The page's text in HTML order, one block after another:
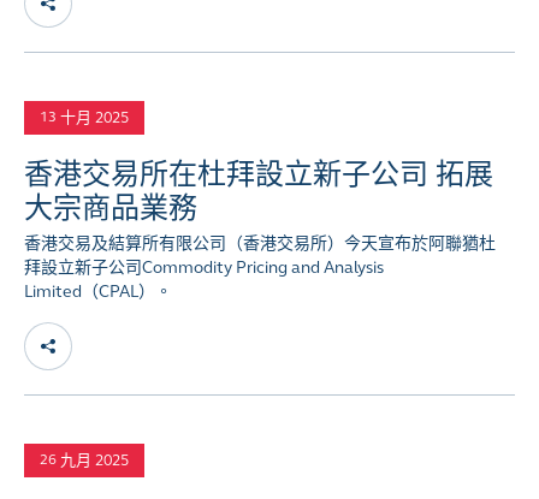
13 十月 2025
香港交易所在杜拜設立新子公司 拓展
大宗商品業務
香港交易及結算所有限公司（香港交易所）今天宣布於阿聯猶杜
拜設立新子公司Commodity Pricing and Analysis
Limited（CPAL）。
26 九月 2025